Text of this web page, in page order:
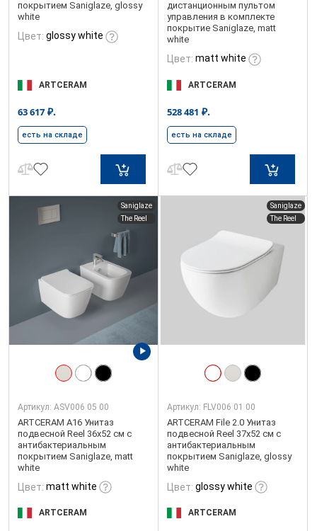
покрытием Saniglaze, glossy
white
Цвет: glossy white
ARTCERAM
63 617 ₽.
есть на складе
дистанционным пультом
управления в комплекте
покрытие Saniglaze, matt
white
Цвет: matt white
ARTCERAM
528 481 ₽.
есть на складе
Saniglaze
The Reel
Артикул: ASV006 05 00
ARTCERAM A16 Унитаз
подвесной Reel 36х52 см с
антибактериальным
покрытием Saniglaze, matt
white
Цвет: matt white
ARTCERAM
Saniglaze
The Reel
Артикул: FLV006 01 00
ARTCERAM File 2.0 Унитаз
подвесной Reel 37х52 см с
антибактериальным
покрытием Saniglaze, glossy
white
Цвет: glossy white
ARTCERAM